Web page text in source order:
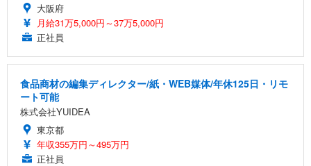
大阪府
月給31万5,000円～37万5,000円
正社員
食品商材の編集ディレクター/紙・WEB媒体/年休125日・リモ
ート可能
株式会社YUIDEA
東京都
年収355万円～495万円
正社員